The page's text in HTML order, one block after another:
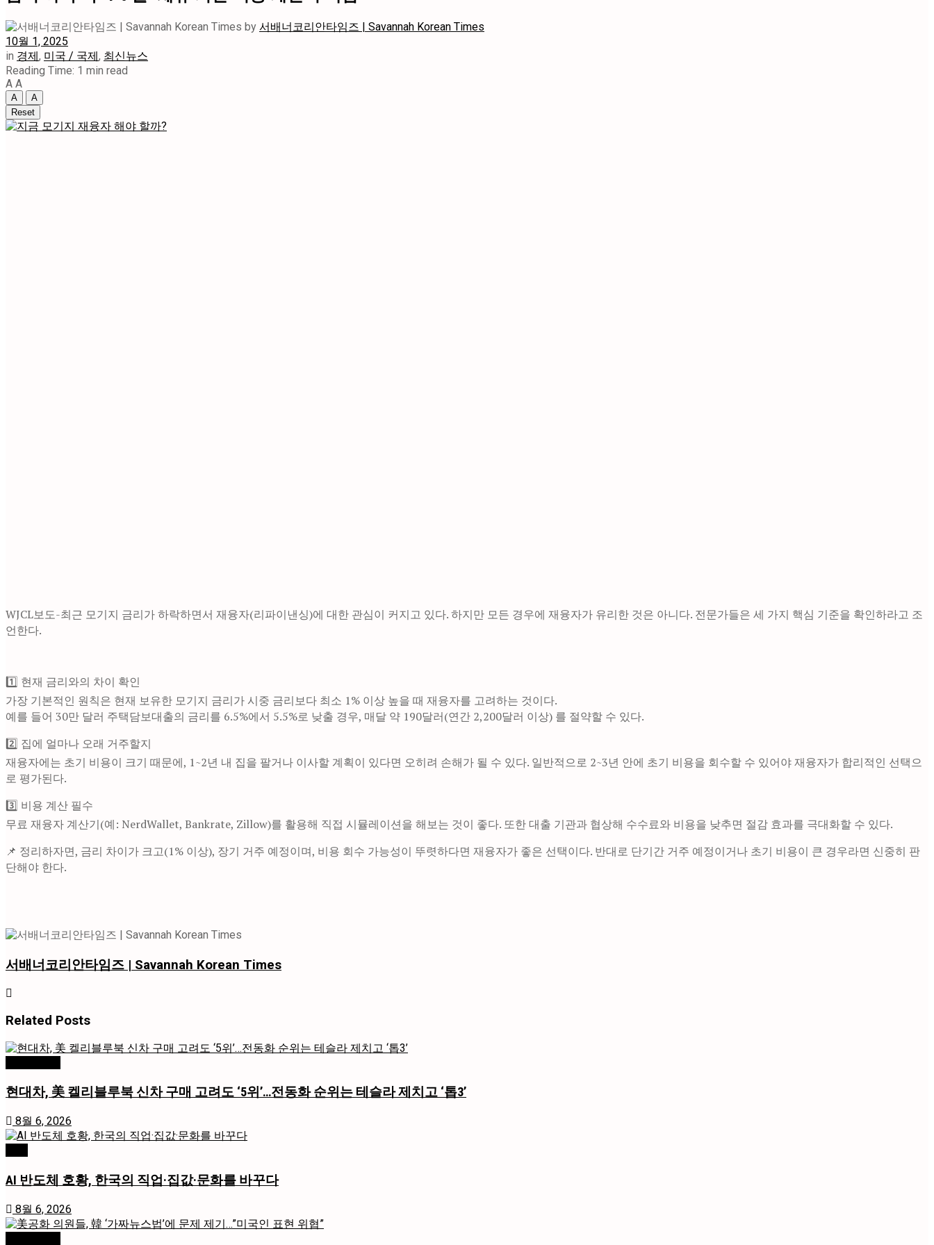
by 서배너코리안타임즈 | Savannah Korean Times
10월 1, 2025
in 경제, 미국 / 국제, 최신뉴스
Reading Time: 1 min read
A A
A
A
Reset
WJCL보도-최근 모기지 금리가 하락하면서 재융자(리파이낸싱)에 대한 관심이 커지고 있다. 하지만 모든 경우에 재융자가 유리한 것은 아니다. 전문가들은 세 가지 핵심 기준을 확인하라고 조
언한다.
1️⃣ 현재 금리와의 차이 확인
가장 기본적인 원칙은 현재 보유한 모기지 금리가 시중 금리보다 최소 1% 이상 높을 때 재융자를 고려하는 것이다.
예를 들어 30만 달러 주택담보대출의 금리를 6.5%에서 5.5%로 낮출 경우, 매달 약 190달러(연간 2,200달러 이상) 를 절약할 수 있다.
2️⃣ 집에 얼마나 오래 거주할지
재융자에는 초기 비용이 크기 때문에, 1~2년 내 집을 팔거나 이사할 계획이 있다면 오히려 손해가 될 수 있다. 일반적으로 2~3년 안에 초기 비용을 회수할 수 있어야 재융자가 합리적인 선택으
로 평가된다.
3️⃣ 비용 계산 필수
무료 재융자 계산기(예: NerdWallet, Bankrate, Zillow)를 활용해 직접 시뮬레이션을 해보는 것이 좋다. 또한 대출 기관과 협상해 수수료와 비용을 낮추면 절감 효과를 극대화할 수 있다.
📌 정리하자면, 금리 차이가 크고(1% 이상), 장기 거주 예정이며, 비용 회수 가능성이 뚜렷하다면 재융자가 좋은 선택이다. 반대로 단기간 거주 예정이거나 초기 비용이 큰 경우라면 신중히 판
단해야 한다.
서배너코리안타임즈 | Savannah Korean Times
Related Posts
현대차, 美 켈리블루북 신차 구매 고려도 ‘5위’…전동화 순위는 테슬라 제치고 ‘톱3’
8월 6, 2026
AI 반도체 호황, 한국의 직업·집값·문화를 바꾸다
8월 6, 2026